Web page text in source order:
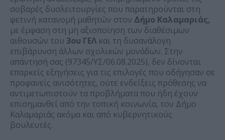
σοβαρές δυσλειτουργίες που παρατηρούνται στη
φετινή κατανομή μαθητών στον Δήμο Καλαμαριάς,
με έμφαση στη μη αξιοποίηση των διαθέσιμων
αιθουσών του 3ου ΓΕΛ και τη δυσανάλογη
επιβάρυνση άλλων σχολικών μονάδων. Στην
απάντησή σας (97345/ΥΣ/06.08.2025), δεν δίνονται
επαρκείς εξηγήσεις για τις επιλογές που οδήγησαν σε
προφανείς ανισότητες, ούτε ενδείξεις πρόθεσης να
αντιμετωπιστούν τα προβλήματα που ήδη έχουν
επισημανθεί από την τοπική κοινωνία, τον Δήμο
Καλαμαριάς ακόμα και από κυβερνητικούς
βουλευτές.